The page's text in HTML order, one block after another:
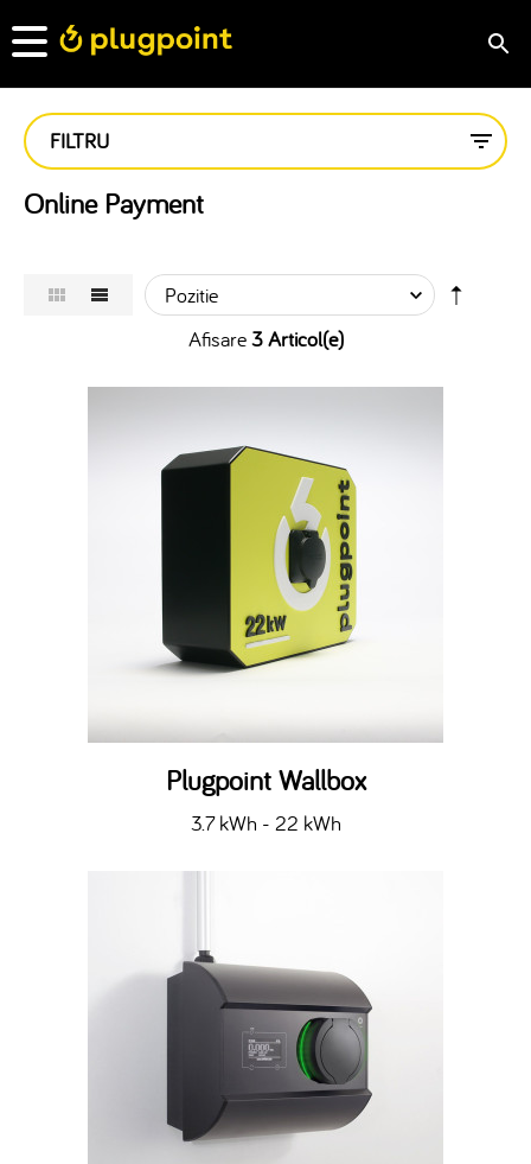
FILTRU
Online Payment
Afisare3 Articol(e)
Plugpoint Wallbox
3.7 kWh - 22 kWh